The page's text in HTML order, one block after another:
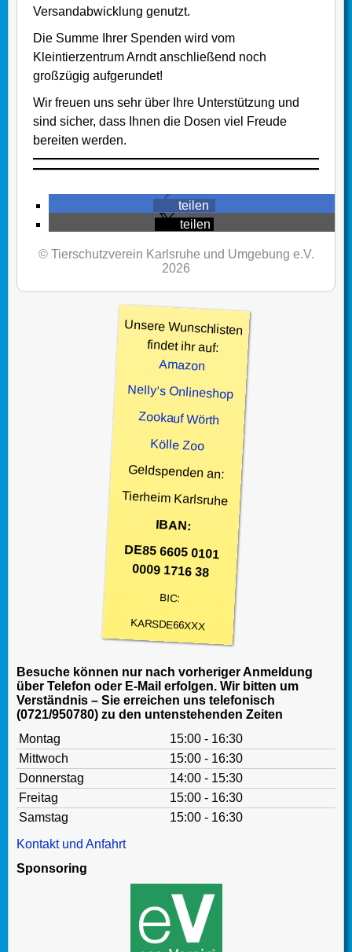
Versandabwicklung genutzt.
Die Summe Ihrer Spenden wird vom
Kleintierzentrum Arndt anschließend noch
großzügig aufgerundet!
Wir freuen uns sehr über Ihre Unterstützung und
sind sicher, dass Ihnen die Dosen viel Freude
bereiten werden.
teilen
teilen
© Tierschutzverein Karlsruhe und Umgebung e.V.
2026
Unsere Wunschlisten
findet ihr auf:
Amazon
Nelly’s Onlineshop
Zookauf Wörth
Kölle Zoo
Geldspenden an:
Tierheim Karlsruhe
IBAN:
DE85 6605 0101
0009 1716 38
BIC:
KARSDE66XXX
Besuche können nur nach vorheriger Anmeldung
über Telefon oder E-Mail erfolgen. Wir bitten um
Verständnis – Sie erreichen uns telefonisch
(0721/950780) zu den untenstehenden Zeiten
Montag
15:00 - 16:30
Mittwoch
15:00 - 16:30
Donnerstag
14:00 - 15:30
Freitag
15:00 - 16:30
Samstag
15:00 - 16:30
Kontakt und Anfahrt
Sponsoring